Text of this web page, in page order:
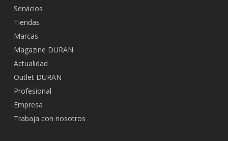
Servicios
Tiendas
Marcas
Magazine DURAN
Actualidad
Outlet DURAN
Profesional
Empresa
Trabaja con nosotros